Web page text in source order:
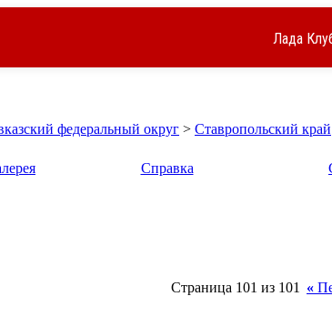
Лада
федеральный округ > Ставропольский край
Справка
Страница 101 из 101 «